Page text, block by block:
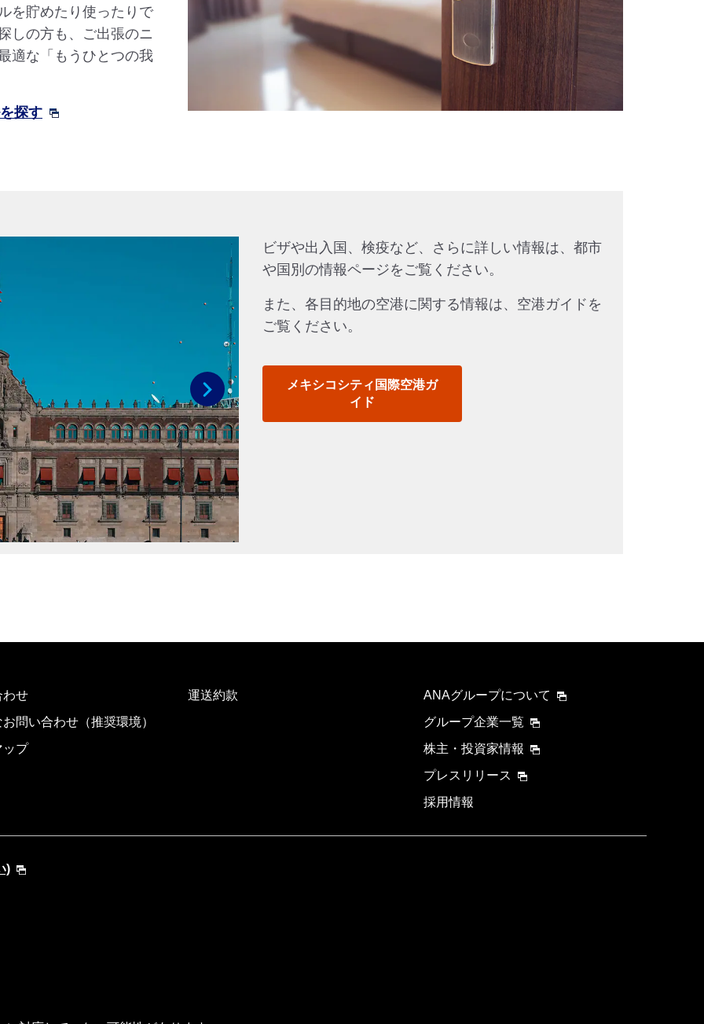
を貯めたり使ったりで
しの方も、ご出張のニ
適な「もうひとつの我
探す
次へ
ビザや出入国、検疫など、さらに詳しい情報は、都市
や国別の情報ページをご覧ください。
また、各目的地の空港に関する情報は、空港ガイドを
ご覧ください。
メキシコシティ国際空港ガ
イド
わせ
問い合わせ（推奨環境）
ップ
運送約款
ANAグループについて
グループ企業一覧
株主・投資家情報
プレスリリース
採用情報
)